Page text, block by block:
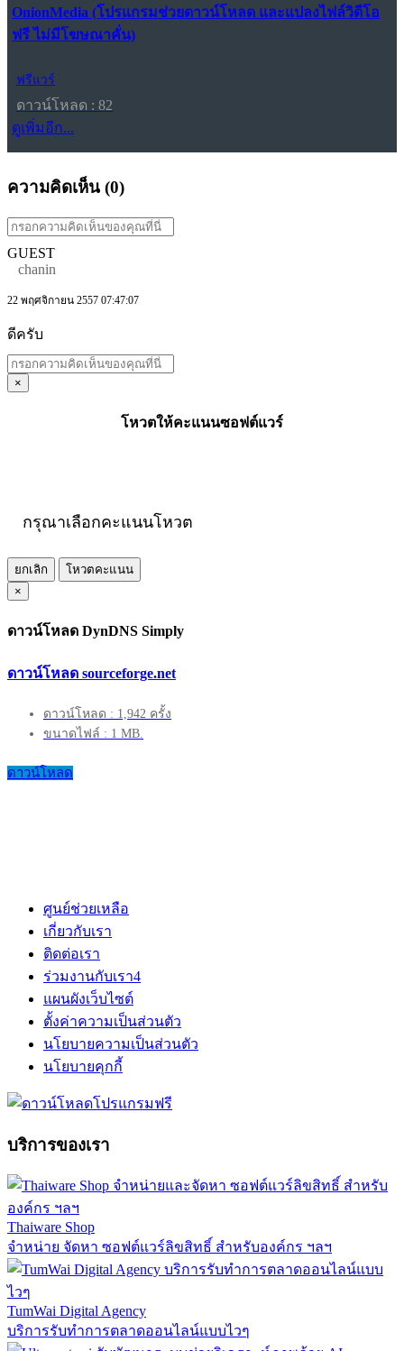
OnionMedia (โปรแกรมช่วยดาวน์โหลด และแปลงไฟล์วิดีโอ
ฟรี ไม่มีโฆษณาคั่น)
ฟรีแวร์
ดาวน์โหลด : 82
ดูเพิ่มอีก...
ความคิดเห็น (0)
GUEST
chanin
22 พฤศจิกายน 2557 07:47:07
ดีครับ
×
โหวตให้คะแนนซอฟต์แวร์
กรุณาเลือกคะแนนโหวต
ยกเลิก
โหวตคะแนน
×
ดาวน์โหลด DynDNS Simply
ดาวน์โหลด sourceforge.net
ดาวน์โหลด : 1,942 ครั้ง
ขนาดไฟล์ : 1 MB.
ดาวน์โหลด
ศูนย์ช่วยเหลือ
เกี่ยวกับเรา
ติดต่อเรา
ร่วมงานกับเรา4
แผนผังเว็บไซต์
ตั้งค่าความเป็นส่วนตัว
นโยบายความเป็นส่วนตัว
นโยบายคุกกี้
บริการของเรา
Thaiware Shop
จำหน่าย จัดหา ซอฟต์แวร์ลิขสิทธิ์ สำหรับองค์กร ฯลฯ
TumWai Digital Agency
บริการรับทำการตลาดออนไลน์แบบไวๆ